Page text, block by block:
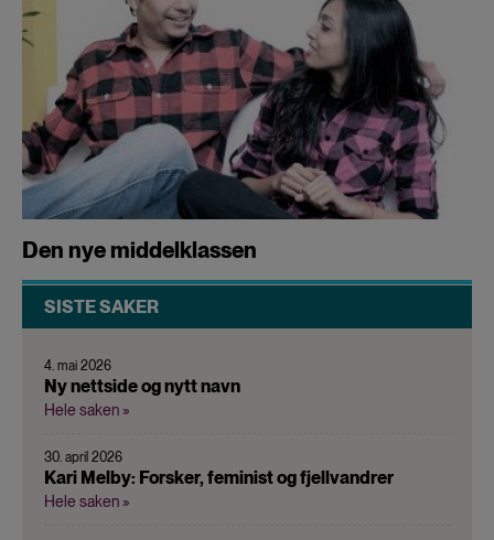
Den nye middelklassen
SISTE SAKER
4. mai 2026
Ny nettside og nytt navn
Hele saken »
30. april 2026
Kari Melby: Forsker, feminist og fjellvandrer
Hele saken »